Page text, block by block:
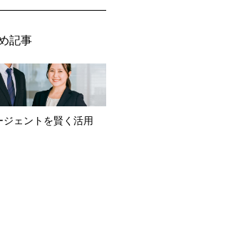
記事
ジェントを賢く活用